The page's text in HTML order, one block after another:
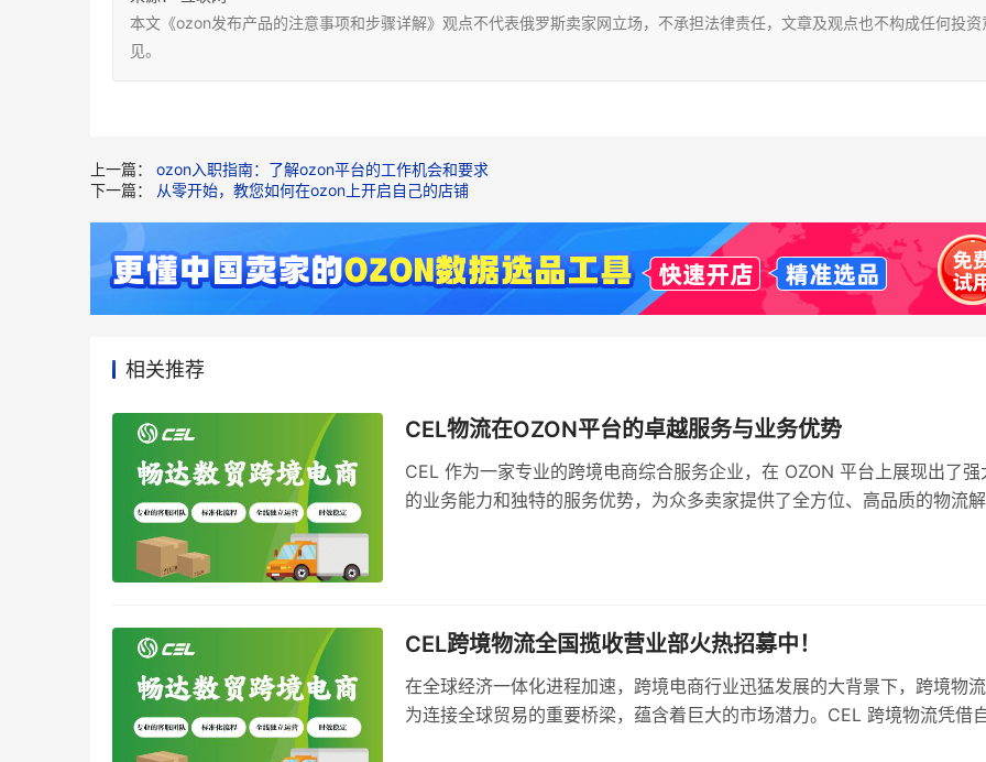
本文《ozon发布产品的注意事项和步骤详解》观点不代表俄罗斯卖家网立场，不承担法律责任，文章及观点也不构成任何投资
见。
上一篇： ozon入职指南：了解ozon平台的工作机会和要求
下一篇：
从零开始，教您如何在ozon上开启自己的店铺
相关推荐
CEL物流在OZON平台的卓越服务与业务优势
​CEL 作为一家专业的跨境电商综合服务企业，在 OZON 平台上展现出了强
的业务能力和独特的服务优势，为众多卖家提供了全方位、高品质的物流
CEL跨境物流全国揽收营业部火热招募中！
在全球经济一体化进程加速，跨境电商行业迅猛发展的大背景下，跨境物
为连接全球贸易的重要桥梁，蕴含着巨大的市场潜力。CEL 跨境物流凭借